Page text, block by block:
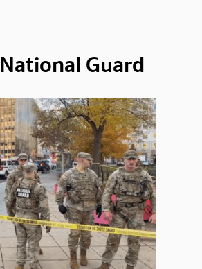
National Guard